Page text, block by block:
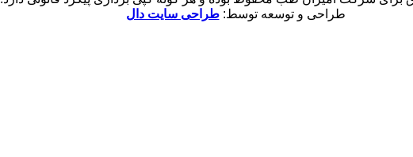
طراحی و توسعه توسط:طراحی سایت دال